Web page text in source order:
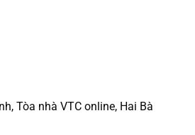
Tòa nhà VTC online, Hai Bà